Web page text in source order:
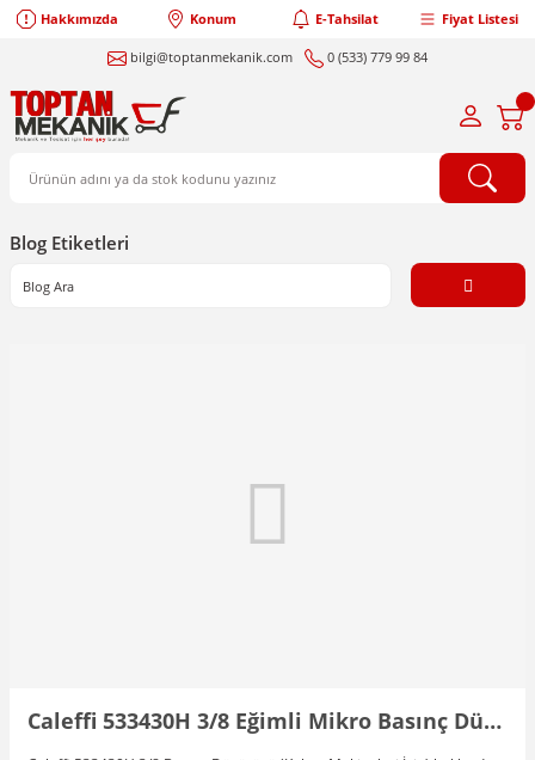
Hakkımızda Konum E-Tahsilat Fiyat Listesi
bilgi@toptanmekanik.com 0 (533) 779 99 84
Blog Etiketleri
Caleffi 533430H 3/8 Eğimli Mikro Basınç Düşürücü Vana Kahve Makineleri İçin